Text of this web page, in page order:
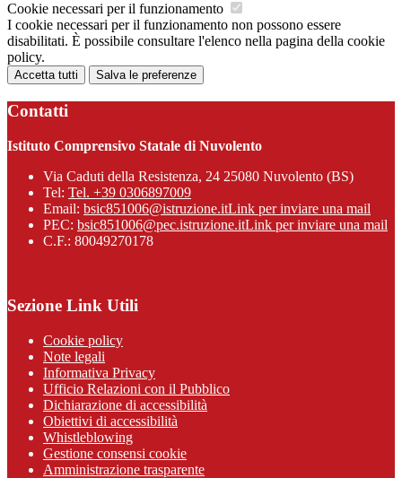
Cookie necessari per il funzionamento
I cookie necessari per il funzionamento non possono essere
disabilitati. È possibile consultare l'elenco nella pagina della cookie
policy.
Accetta tutti Salva le preferenze
Contatti
Istituto Comprensivo Statale di Nuvolento
Via Caduti della Resistenza, 24 25080 Nuvolento (BS)
Tel: Tel. +39 0306897009
Email: bsic851006@istruzione.itLink per inviare una mail
PEC: bsic851006@pec.istruzione.itLink per inviare una mail
C.F.: 80049270178
Sezione Link Utili
Cookie policy
Note legali
Informativa Privacy
Ufficio Relazioni con il Pubblico
Dichiarazione di accessibilità
Obiettivi di accessibilità
Whistleblowing
Gestione consensi cookie
Amministrazione trasparente